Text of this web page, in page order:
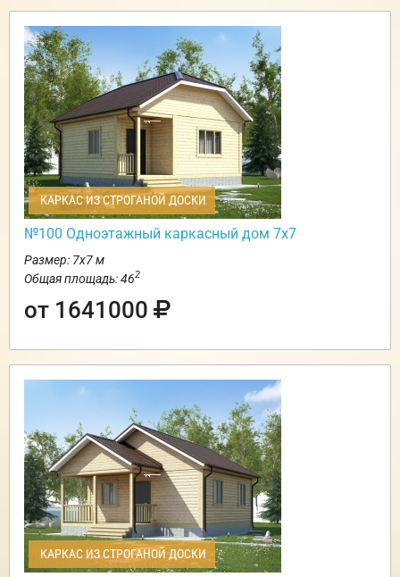
КАРКАС ИЗ СТРОГАНОЙ ДОСКИ
№100 Одноэтажный каркасный дом 7х7
Размер: 7х7 м
Общая площадь: 462
от 1641000
КАРКАС ИЗ СТРОГАНОЙ ДОСКИ